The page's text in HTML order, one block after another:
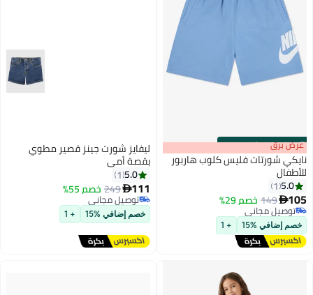
00m:00s
·باقي 100% عرض برق
نايكي شورتات فليس كلوب هاربور
للأطفال
5.0
1
105
149 خصم 29%
توصيل مجاني
توصيل مجاني
خصم إضافي %15 + 1
ليفايز شورت جينز قصير مطوي
بقصة أمي
5.0
1
111
249 خصم 55%
توصيل مجاني
توصيل مجاني
خصم إضافي %15 + 1